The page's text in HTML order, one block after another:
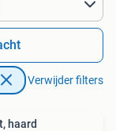
Verwijder filters
haard